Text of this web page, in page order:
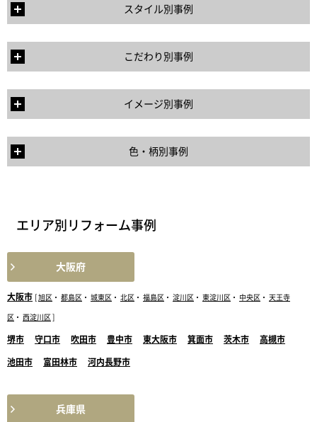
スタイル別事例
こだわり別事例
イメージ別事例
色・柄別事例
エリア別リフォーム事例
大阪府
大阪市 旭区 ・ 都島区 ・ 城東区 ・ 北区 ・ 福島区 ・ 淀川区 ・ 東淀川区 ・ 中央区 ・ 天王寺
区 ・ 西淀川区
堺市 守口市 吹田市 豊中市 東大阪市 箕面市 茨木市 高槻市
池田市 富田林市 河内長野市
兵庫県